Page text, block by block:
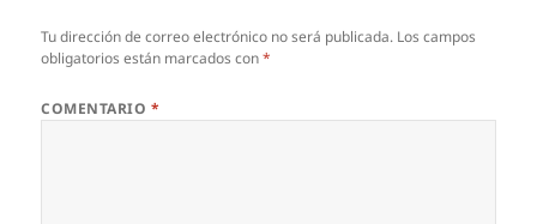
Tu dirección de correo electrónico no será publicada. Los campos
obligatorios están marcados con*
COMENTARIO *